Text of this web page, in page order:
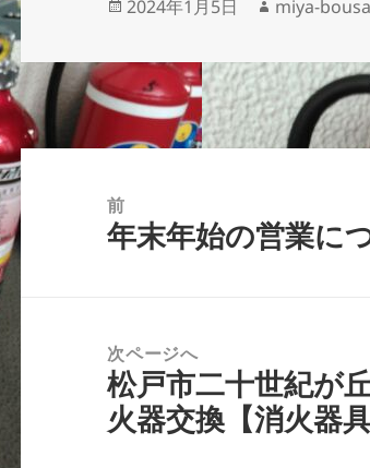
き
投
日:
2024年1月5日
作
者
miya-
投
稿
前
前
年末年始の営業に
次ページへ
次
の
松戸市二十世紀が
火器交換【消火器具